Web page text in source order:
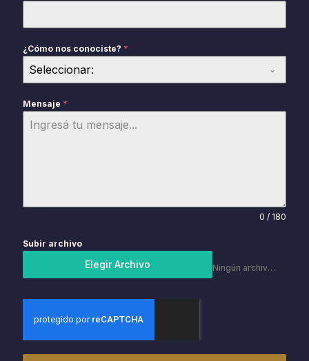
¿Cómo nos conociste? *
Seleccionar:
Mensaje *
0 / 180
Subir archivo
Elegir Archivo Ningún archivo elegido